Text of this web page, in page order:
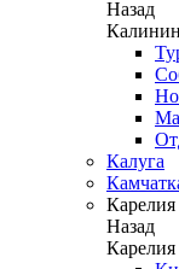
Назад
Калуга
Карелия
Назад
Карелия